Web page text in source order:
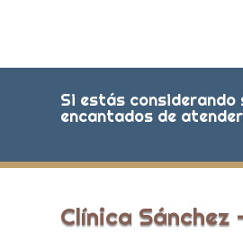
Si estás
encantados de
Clínica Sánchez